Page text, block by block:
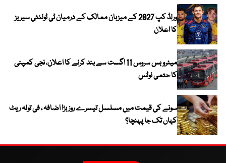
ورلڈ کپ 2027 کے میزبان ممالک کے درمیان ٹی ٹوئنٹی سیریز
کا اعلان
میٹرو بس سروس 11 اگست سے بند کرنے کا اعلان، نجی کمپنی
کا حتمی نوٹس
سونے کی قیمت میں مسلسل تیسرے روز بڑا اضافہ ، فی تولہ ریٹ
کہاں تک جا پہنچا؟